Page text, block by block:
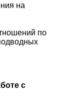
на
по
с